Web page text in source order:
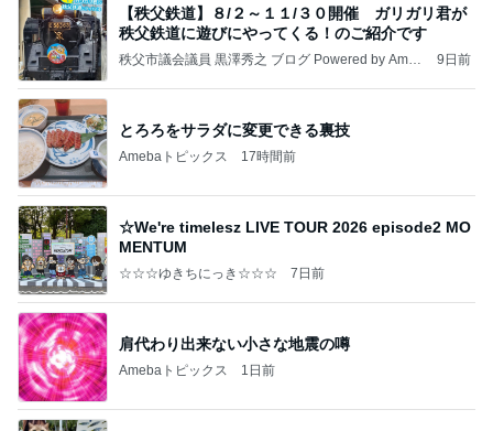
【秩父鉄道】８/２～１１/３０開催 ガリガリ君が
秩父鉄道に遊びにやってくる！のご紹介です
秩父市議会議員 黒澤秀之 ブログ Powered by Ameb
9日前
とろろをサラダに変更できる裏技
Amebaトピックス 17時間前
☆We're timelesz LIVE TOUR 2026 episode2 MO
MENTUM
☆☆☆ゆきちにっき☆☆☆ 7日前
肩代わり出来ない小さな地震の噂
Amebaトピックス 1日前